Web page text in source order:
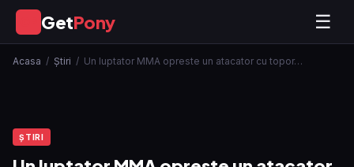
GetPony ☰
Acasa / Ştiri / Un luptator MMA opreste un atacator cu topor…
ŞTIRI